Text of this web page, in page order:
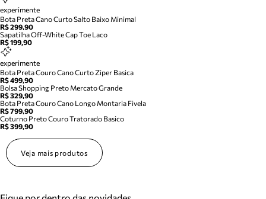
experimente
Bota Preta Cano Curto Salto Baixo Minimal
R$ 299,90
Sapatilha Off-White Cap Toe Laco
R$ 199,90
experimente
Bota Preta Couro Cano Curto Ziper Basica
R$ 499,90
Bolsa Shopping Preto Mercato Grande
R$ 329,90
Bota Preta Couro Cano Longo Montaria Fivela
R$ 799,90
Coturno Preto Couro Tratorado Basico
R$ 399,90
Veja mais produtos